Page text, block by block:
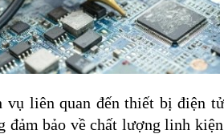
vụ liên quan đến thiết bị điện
đảm bảo về chất lượng linh